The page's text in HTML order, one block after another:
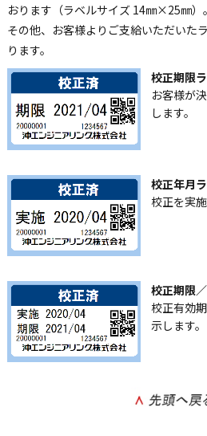
おります（ラベルサイズ 14㎜×25㎜）。
その他、お客様よりご支給いただいた
ります。
校正期限
お客様が
します。
校正年月
校正を実
校正期限
校正有効
示します。